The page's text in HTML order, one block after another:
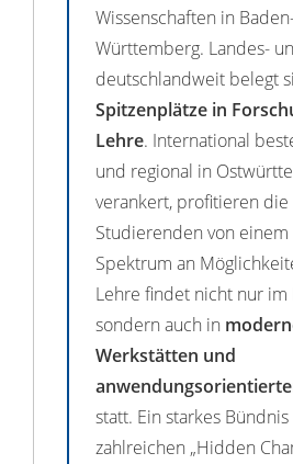
Wissenschaften in
Württemberg. Landes-
deutschlandweit belegt
Spitzenplätze in
Lehre. International
und regional in
verankert, profitieren die
Studierenden von
Spektrum an
Lehre findet nicht nur im
sondern auch in
Werkstätten und
statt. Ein starkes
zahlreichen „Hidden